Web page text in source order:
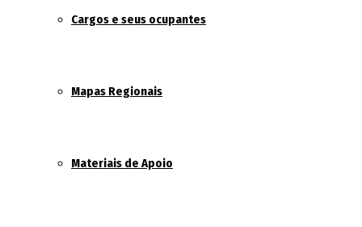
Cargos e seus ocupantes
Mapas Regionais
Materiais de Apoio